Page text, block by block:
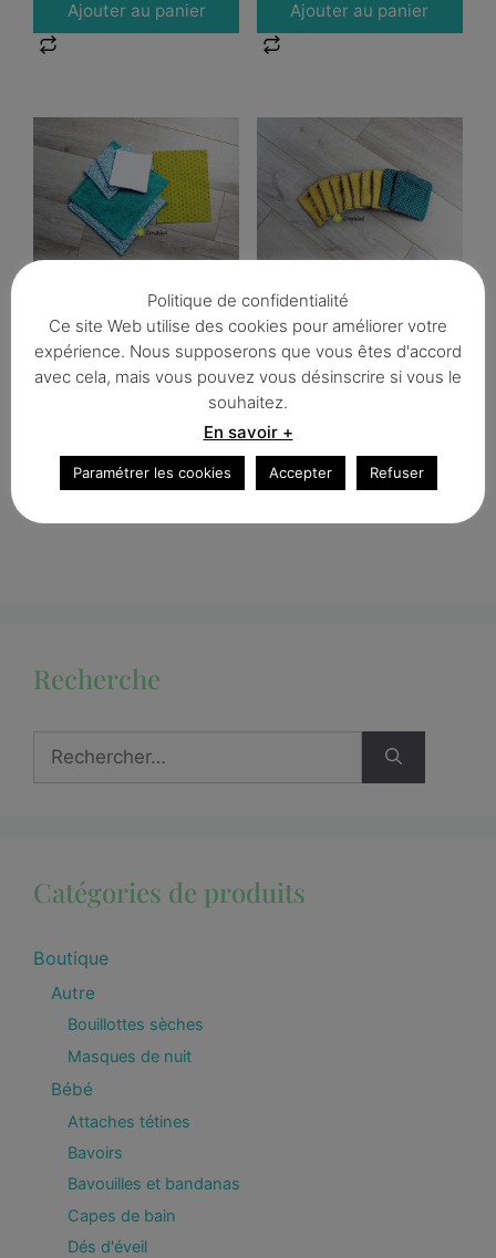
Ajouter au panier Ajouter au panier
zéro déchet
12,00€
Ajouter au panier
Lot de 10 lingettes
démaquillantes jaune
moutarde et bleu
canard
15,00€
Ajouter au panier
Recherche
Catégories de produits
Boutique
Autre
Bouillottes sèches
Masques de nuit
Bébé
Attaches tétines
Bavoirs
Bavouilles et bandanas
Capes de bain
Dés d'éveil
Politique de confidentialité
Ce site Web utilise des cookies pour améliorer votre
expérience. Nous supposerons que vous êtes d'accord
avec cela, mais vous pouvez vous désinscrire si vous le
souhaitez.
En savoir +
Paramétrer les cookies Accepter Refuser